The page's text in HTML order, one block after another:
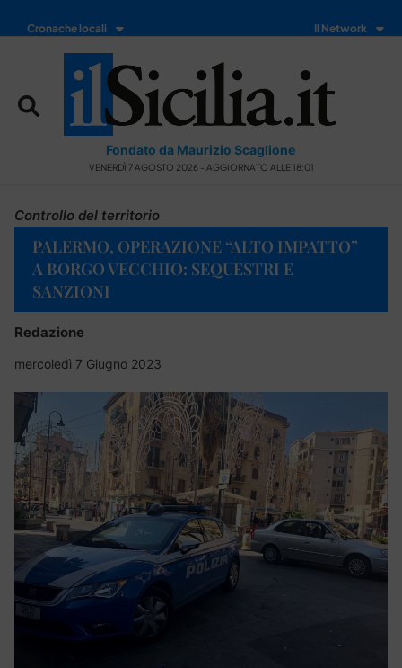
Cronache locali Il Network
Fondato da Maurizio Scaglione
VENERDÌ 7 AGOSTO 2026 - AGGIORNATO ALLE 18:01
Controllo del territorio
PALERMO, OPERAZIONE “ALTO IMPATTO”
A BORGO VECCHIO: SEQUESTRI E
SANZIONI
Redazione
mercoledì 7 Giugno 2023